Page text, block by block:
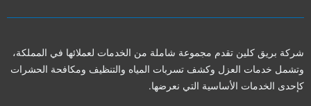
شركة بريق كلين تقدم مجموعة شاملة من الخدمات لعملائها في المملكة،
وتشمل خدمات العزل وكشف تسربات المياه والتنظيف ومكافحة الحشرات
كإحدى الخدمات الأساسية التي نعرضها.